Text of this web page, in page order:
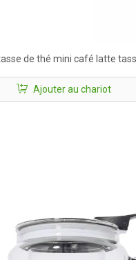
de thé mini café latte
petite tasse de thé
Ajouter au chariot